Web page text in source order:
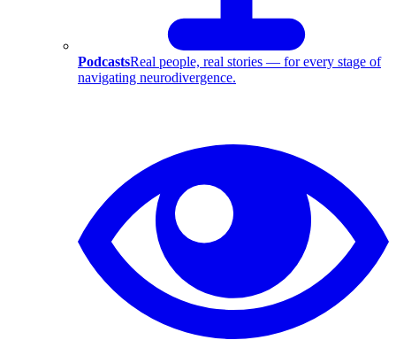
PodcastsReal people, real stories — for every stage of
navigating neurodivergence.